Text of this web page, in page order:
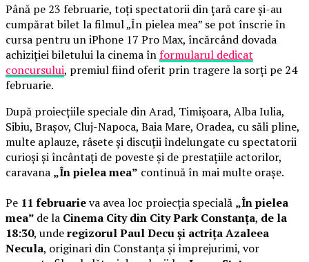
Până pe 23 februarie, toți spectatorii din țară care și-au
cumpărat bilet la filmul „În pielea mea” se pot înscrie în
cursa pentru un iPhone 17 Pro Max, încărcând dovada
achiziției biletului la cinema înformularul dedicat
concursului, premiul fiind oferit prin tragere la sorți pe 24
februarie.
După proiecțiile speciale din Arad, Timișoara, Alba Iulia,
Sibiu, Brașov, Cluj-Napoca, Baia Mare, Oradea, cu săli pline,
multe aplauze, râsete și discuții îndelungate cu spectatorii
curioși și încântați de poveste și de prestațiile actorilor,
caravana „În pielea mea” continuă în mai multe orașe.
Pe 11 februarieva avea loc proiecția specială „În pielea
mea” de la Cinema City din City Park Constanța, de la
18:30, underegizorul Paul Decu și actrița Azaleea
Necula, originari din Constanța și împrejurimi, vor